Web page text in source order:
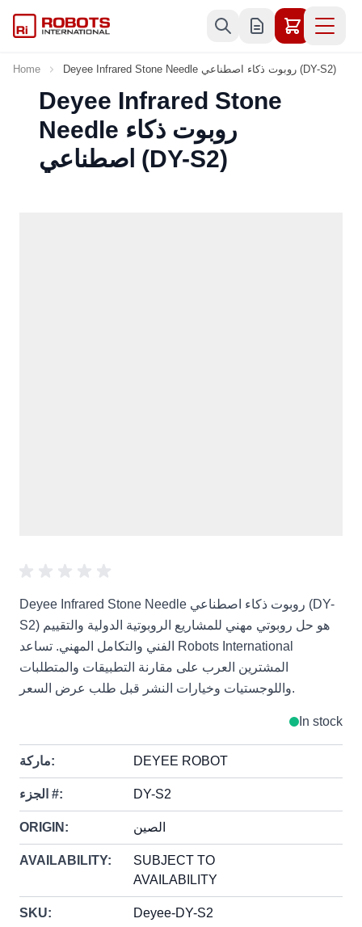
Home Deyee Infrared Stone Needle روبوت ذكاء اصطناعي (DY-S2)
Deyee Infrared Stone
Needle روبوت ذكاء
اصطناعي (DY-S2)
Deyee Infrared Stone Needle روبوت ذكاء اصطناعي (DY-
S2) هو حل روبوتي مهني للمشاريع الروبوتية الدولية والتقييم
الفني والتكامل المهني. تساعد Robots International
المشترين العرب على مقارنة التطبيقات والمتطلبات
واللوجستيات وخيارات النشر قبل طلب عرض السعر.
In stock
ماركة: DEYEE ROBOT
الجزء #: DY-S2
ORIGIN: الصين
AVAILABILITY:
SUBJECT TO
AVAILABILITY
SKU: Deyee-DY-S2